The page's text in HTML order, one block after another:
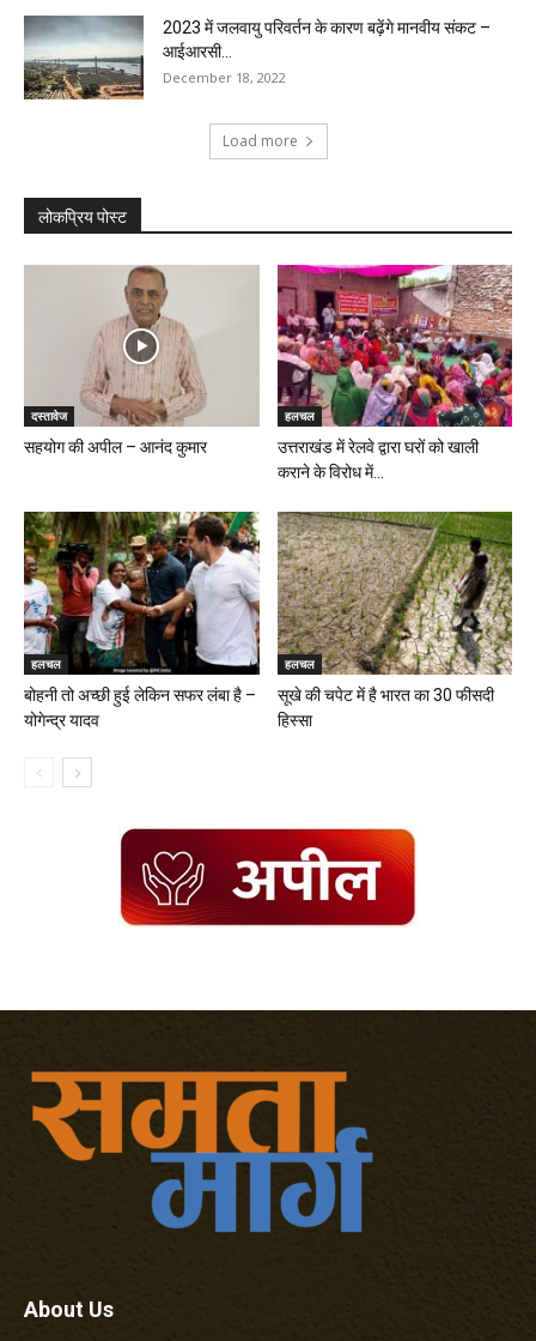
2023 में जलवायु परिवर्तन के कारण बढ़ेंगे मानवीय संकट –
आईआरसी...
December 18, 2022
Load more
लोकप्रिय पोस्ट
दस्तावेज
सहयोग की अपील – आनंद कुमार
हलचल
उत्तराखंड में रेलवे द्वारा घरों को खाली
कराने के विरोध में...
हलचल
बोहनी तो अच्छी हुई लेकिन सफर लंबा है –
योगेन्द्र यादव
हलचल
सूखे की चपेट में है भारत का 30 फीसदी
हिस्सा
About Us